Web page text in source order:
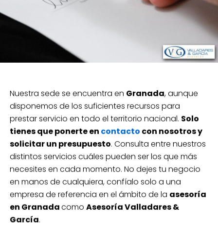
Nuestra sede se encuentra en Granada, aunque
disponemos de los suficientes recursos para
prestar servicio en todo el territorio nacional. Solo
tienes que ponerte en contacto con nosotros y
solicitar un presupuesto. Consulta entre nuestros
distintos servicios cuáles pueden ser los que más
necesites en cada momento. No dejes tu negocio
en manos de cualquiera, confíalo solo a una
empresa de referencia en el ámbito de la asesoría
en Granadacomo Asesoría Valladares &
García.